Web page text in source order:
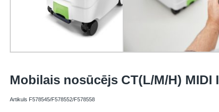
Mobilais nosūcējs CT(L/M/H) MIDI
Artikuls F578545/F578552/F578558